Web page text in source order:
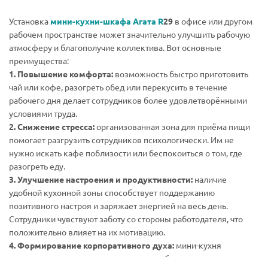
Установка мини-кухни-шкафа Агата R29 в офисе или другом
рабочем пространстве может значительно улучшить рабочую
атмосферу и благополучие коллектива. Вот основные
преимущества:
1. Повышение комфорта: возможность быстро приготовить
чай или кофе, разогреть обед или перекусить в течение
рабочего дня делает сотрудников более удовлетворёнными
условиями труда.
2. Снижение стресса:организованная зона для приёма пищи
помогает разгрузить сотрудников психологически. Им не
нужно искать кафе поблизости или беспокоиться о том, где
разогреть еду.
3. Улучшение настроения и продуктивности: наличие
удобной кухонной зоны способствует поддержанию
позитивного настроя и заряжает энергией на весь день.
Сотрудники чувствуют заботу со стороны работодателя, что
положительно влияет на их мотивацию.
4. Формирование корпоративного духа: мини-кухня